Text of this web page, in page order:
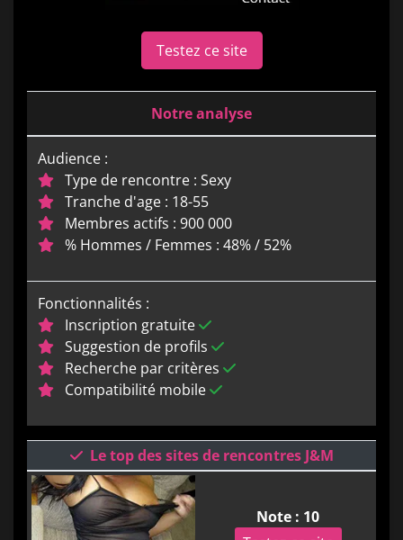
Testez ce site
Notre analyse
Audience :
Type de rencontre : Sexy
Tranche d'age : 18-55
Membres actifs : 900 000
% Hommes / Femmes : 48% / 52%
Fonctionnalités :
Inscription gratuite
Suggestion de profils
Recherche par critères
Compatibilité mobile
Le top des sites de rencontres J&M
Note : 10